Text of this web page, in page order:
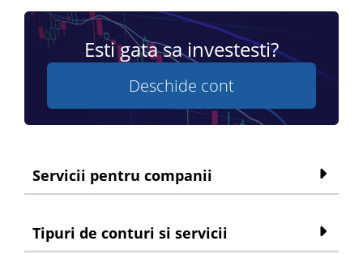
Esti gata sa investesti?
Deschide cont
Servicii pentru companii
Tipuri de conturi si servicii